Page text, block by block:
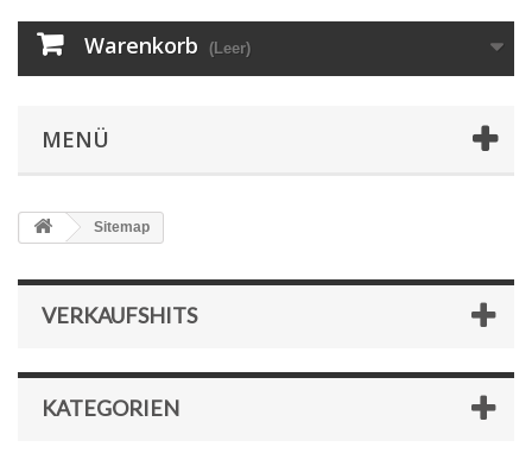
Warenkorb (Leer)
MENÜ
Sitemap
VERKAUFSHITS
KATEGORIEN